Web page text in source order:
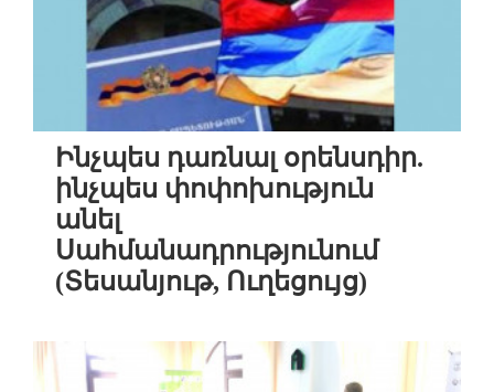
Ինչպես դառնալ օրենսդիր.
ինչպես փոփոխություն
անել
Սահմանադրությունում
(Տեսանյութ, Ուղեցույց)